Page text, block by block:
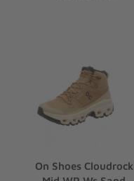
On Shoes Cloudrock